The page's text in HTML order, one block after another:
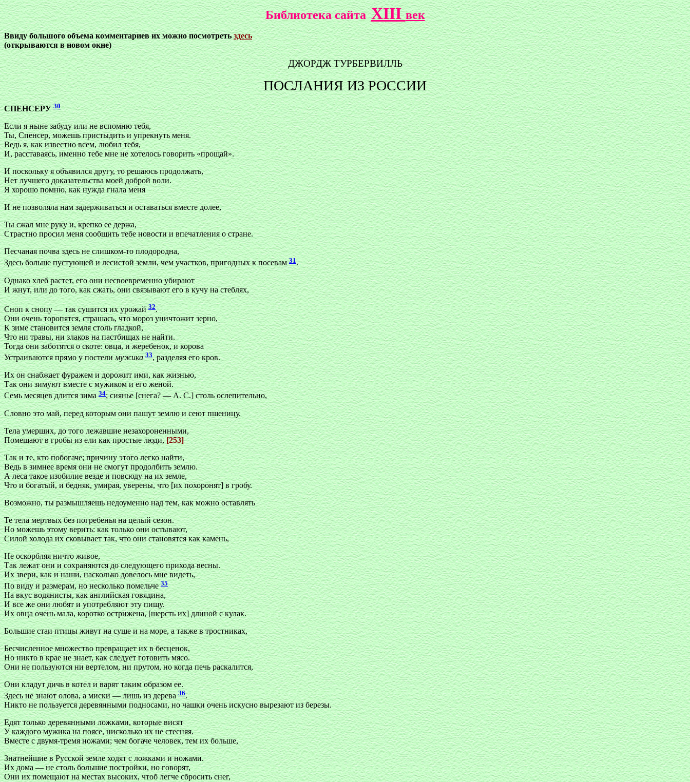
Библиотека сайта XIIIвек
Ввиду большого объема комментариев их можно посмотреть здесь
(открываются в новом окне)
ДЖОРДЖ ТУРБЕРВИЛЛЬ
ПОСЛАНИЯ ИЗ РОССИИ
СПЕНСЕРУ 30
Если я ныне забуду или не вспомню тебя,
Ты, Спенсер, можешь пристыдить и упрекнуть меня.
Ведь я, как известно всем, любил тебя,
И, расставаясь, именно тебе мне не хотелось говорить «прощай».
И поскольку я объявился другу, то решаюсь продолжать,
Нет лучшего доказательства моей доброй воли.
Я хорошо помню, как нужда гнала меня
И не позволяла нам задерживаться и оставаться вместе долее,
Ты сжал мне руку и, крепко ее держа,
Страстно просил меня сообщить тебе новости и впечатления о стране.
Песчаная почва здесь не слишком-то плодородна,
Здесь больше пустующей и лесистой земли, чем участков, пригодных к посевам31.
Однако хлеб растет, его они несвоевременно убирают
И жнут, или до того, как сжать, они связывают его в кучу на стеблях,
Сноп к снопу — так сушится их урожай32.
Они очень торопятся, страшась, что мороз уничтожит зерно,
К зиме становится земля столь гладкой,
Что ни травы, ни злаков на пастбищах не найти.
Тогда они заботятся о скоте: овца, и жеребенок, и корова
Устраиваются прямо у постелимужика 33, разделяя его кров.
Их он снабжает фуражем и дорожит ими, как жизнью,
Так они зимуют вместе с мужиком и его женой.
Семь месяцев длится зима34; сиянье [снега? — А. С.] столь ослепительно,
Словно это май, перед которым они пашут землю и сеют пшеницу.
Тела умерших, до того лежавшие незахороненными,
Помещают в гробы из ели как простые люди,[253]
Так и те, кто побогаче; причину этого легко найти,
Ведь в зимнее время они не смогут продолбить землю.
А леса такое изобилие везде и повсюду на их земле,
Что и богатый, и бедняк, умирая, уверены, что [их похоронят] в гробу.
Возможно, ты размышляешь недоуменно над тем, как можно оставлять
Те тела мертвых без погребенья на целый сезон.
Но можешь этому верить: как только они остывают,
Силой холода их сковывает так, что они становятся как камень,
Не оскорбляя ничто живое,
Так лежат они и сохраняются до следующего прихода весны.
Их звери, как и наши, насколько довелось мне видеть,
По виду и размерам, но несколько помельче35
На вкус водянисты, как английская говядина,
И все же они любят и употребляют эту пищу.
Их овца очень мала, коротко острижена, [шерсть их] длиной с кулак.
Большие стаи птицы живут на суше и на море, а также в тростниках,
Бесчисленное множество превращает их в бесценок,
Но никто в крае не знает, как следует готовить мясо.
Они не пользуются ни вертелом, ни прутом, но когда печь раскалится,
Они кладут дичь в котел и варят таким образом ее.
Здесь не знают олова, а миски — лишь из дерева36.
Никто не пользуется деревянными подносами, но чашки очень искусно вырезают из березы.
Едят только деревянными ложками, которые висят
У каждого мужика на поясе, нисколько их не стесняя.
Вместе с двумя-тремя ножами; чем богаче человек, тем их больше,
Знатнейшие в Русской земле ходят с ложками и ножами.
Их дома — не столь большие постройки, но говорят,
Они их помещают на местах высоких, чтоб легче сбросить снег,